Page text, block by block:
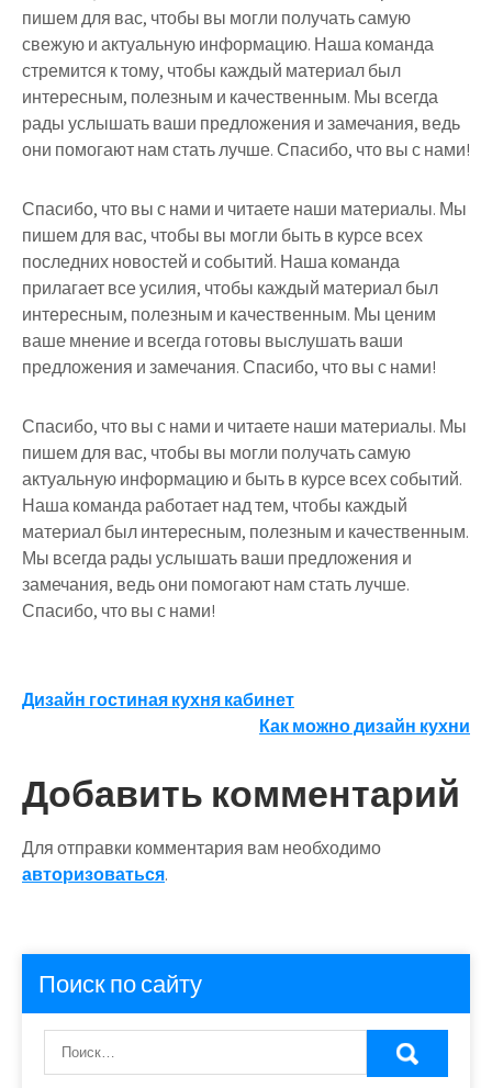
пишем для вас, чтобы вы могли получать самую
свежую и актуальную информацию. Наша команда
стремится к тому, чтобы каждый материал был
интересным, полезным и качественным. Мы всегда
рады услышать ваши предложения и замечания, ведь
они помогают нам стать лучше. Спасибо, что вы с нами!
Спасибо, что вы с нами и читаете наши материалы. Мы
пишем для вас, чтобы вы могли быть в курсе всех
последних новостей и событий. Наша команда
прилагает все усилия, чтобы каждый материал был
интересным, полезным и качественным. Мы ценим
ваше мнение и всегда готовы выслушать ваши
предложения и замечания. Спасибо, что вы с нами!
Спасибо, что вы с нами и читаете наши материалы. Мы
пишем для вас, чтобы вы могли получать самую
актуальную информацию и быть в курсе всех событий.
Наша команда работает над тем, чтобы каждый
материал был интересным, полезным и качественным.
Мы всегда рады услышать ваши предложения и
замечания, ведь они помогают нам стать лучше.
Спасибо, что вы с нами!
Навигация
записям
Дизайн гостиная кухня кабинет
Как можно дизайн кухни
Добавить комментарий
Для отправки комментария вам необходимо
авторизоваться.
Поиск по сайту